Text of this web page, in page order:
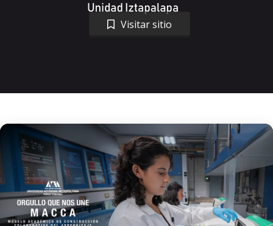
Visitar sitio